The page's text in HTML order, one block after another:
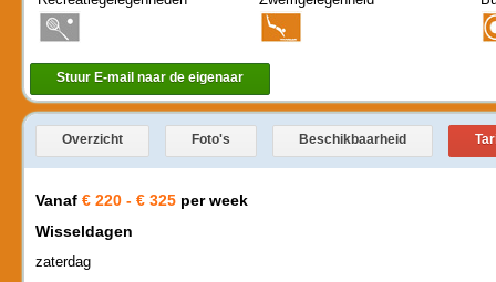
Stuur E-mail naar de eigenaar
Overzicht Foto's Beschikbaarheid
Vanaf € 220 - € 325 per week
Wisseldagen
zaterdag